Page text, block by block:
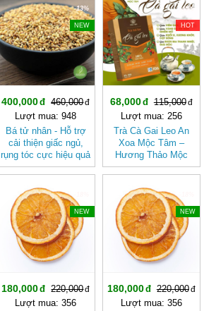
-13%
NEW
400,000
460,000
Lượt mua: 948
Bá tử nhân - Hỗ trợ
cải thiện giấc ngủ,
rụng tóc cực hiệu quả
JD270 batunhan
-40%
HOT
68,000
115,000
Lượt mua: 256
Trà Cà Gai Leo An
Xoa Mộc Tâm –
Hương Thảo Mộc
Cho Ngày Thư Thái
NEW
180,000
220,000
Lượt mua: 356
NEW
180,000
220,000
Lượt mua: 356